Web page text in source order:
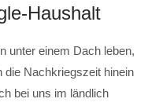
Haushalt
unter einem Dach leben,
die Nachkriegszeit hinein
bei uns im ländlich